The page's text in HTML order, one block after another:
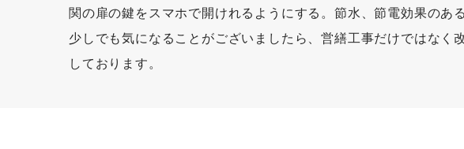
関の扉の鍵をスマホで開けれるようにする。節水、節電効果のあ
少しでも気になることがございましたら、営繕工事だけではなく
しております。